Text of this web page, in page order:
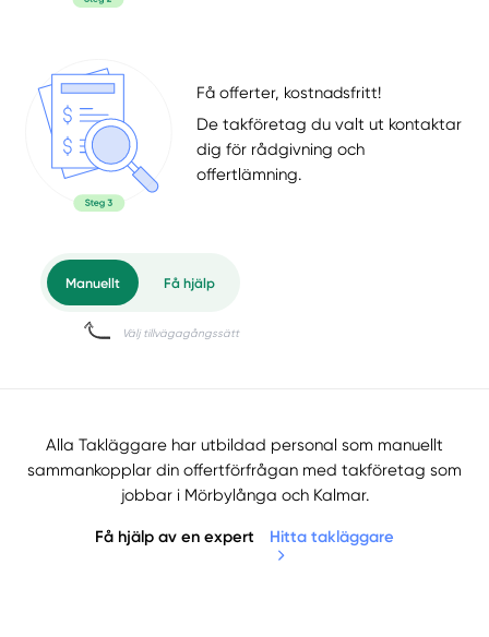
Få offerter, kostnadsfritt!
De takföretag du valt ut kontaktar
dig för rådgivning och
offertlämning.
Alla Takläggare har utbildad personal som manuellt
sammankopplar din offertförfrågan med takföretag som
jobbar i Mörbylånga och Kalmar.
Få hjälp av en expert Hitta takläggare